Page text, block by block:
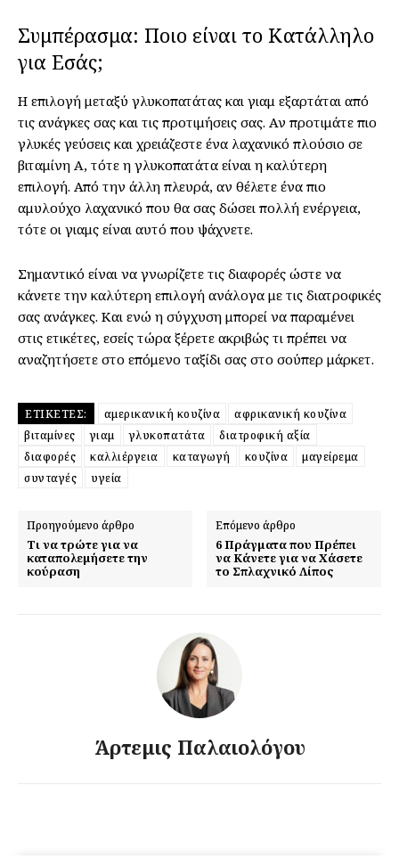
Daily Food
Αποποίηση Ευθυνών
Συμπέρασμα: Ποιο είναι το Κατάλληλο
για Εσάς;
Η επιλογή μεταξύ γλυκοπατάτας και γιαμ εξαρτάται από
τις ανάγκες σας και τις προτιμήσεις σας. Αν προτιμάτε πιο
γλυκές γεύσεις και χρειάζεστε ένα λαχανικό πλούσιο σε
βιταμίνη Α, τότε η γλυκοπατάτα είναι η καλύτερη
επιλογή. Από την άλλη πλευρά, αν θέλετε ένα πιο
αμυλούχο λαχανικό που θα σας δώσει πολλή ενέργεια,
τότε οι γιαμς είναι αυτό που ψάχνετε.
Σημαντικό είναι να γνωρίζετε τις διαφορές ώστε να
κάνετε την καλύτερη επιλογή ανάλογα με τις διατροφικές
σας ανάγκες. Και ενώ η σύγχυση μπορεί να παραμένει
στις ετικέτες, εσείς τώρα ξέρετε ακριβώς τι πρέπει να
αναζητήσετε στο επόμενο ταξίδι σας στο σούπερ μάρκετ.
ΕΤΙΚΈΤΕΣ: αμερικανική κουζίνα
αφρικανική κουζίνα
βιταμίνες
γιαμ γλυκοπατάτα
διατροφική αξία
διαφορές
καλλιέργεια καταγωγή κουζίνα
μαγείρεμα
συνταγές
υγεία
Προηγούμενο άρθρο
Τι να τρώτε για να
καταπολεμήσετε την
κούραση
Επόμενο άρθρο
6 Πράγματα που Πρέπει
να Κάνετε για να Χάσετε
το Σπλαχνικό Λίπος
Άρτεμις Παλαιολόγου